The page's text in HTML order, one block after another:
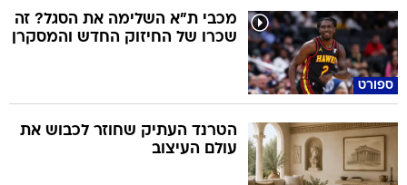
ספורט
מכבי ת"א השלימה את הסגל? זה
שכרו של החיזוק החדש והמסקרן
הטרנד העתיק שחוזר לכבוש את
עולם העיצוב